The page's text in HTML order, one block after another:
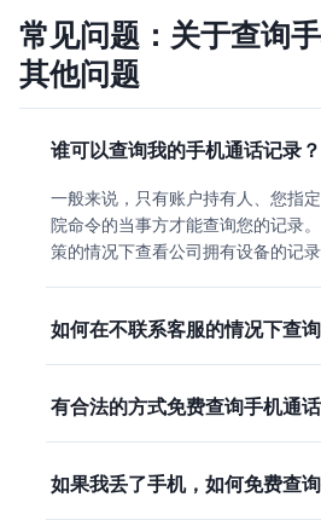
常见问题：关于查询
其他问题
谁可以查询我的手机通话记录？
一般来说，只有账户持有人、您指
院命令的当事方才能查询您的记录
策的情况下查看公司拥有设备的记录
如何在不联系客服的情况下查
有合法的方式免费查询手机通
如果我丢了手机，如何免费查